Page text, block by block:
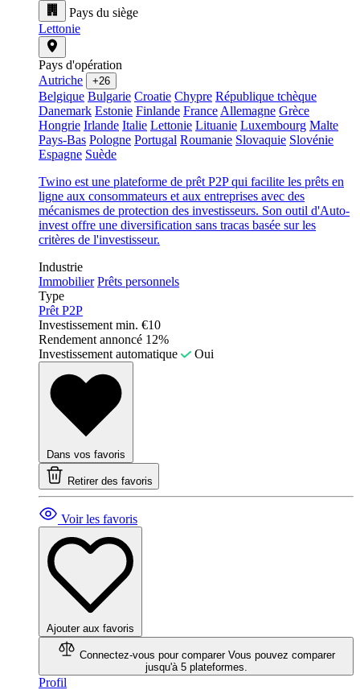
Pays du siège
Lettonie
Pays d'opération
Autriche
+26
Belgique Bulgarie Croatie Chypre République tchèque
Danemark Estonie Finlande France Allemagne Grèce
Hongrie Irlande Italie Lettonie Lituanie Luxembourg Malte
Pays-Bas Pologne Portugal Roumanie Slovaquie Slovénie
Espagne Suède
Twino est une plateforme de prêt P2P qui facilite les prêts en
ligne aux consommateurs et aux entreprises avec des
mécanismes de protection des investisseurs. Son outil d'Auto-
invest offre une diversification sans tracas basée sur les
critères de l'investisseur.
Industrie
Immobilier Prêts personnels
Type
Prêt P2P
Investissement min. €10
Rendement annoncé 12%
Investissement automatique
Oui
Dans vos favoris
Retirer des favoris
Voir les favoris
Ajouter aux favoris
Connectez-vous pour comparer Vous pouvez comparer
jusqu'à 5 plateformes.
Profil